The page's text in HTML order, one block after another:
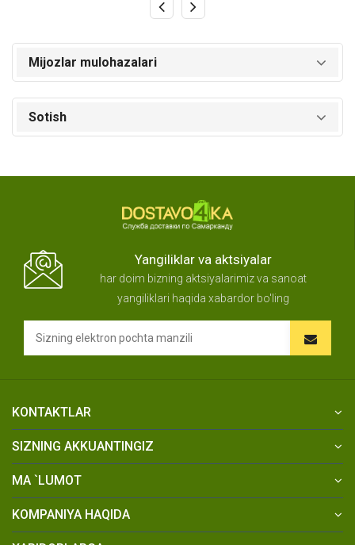
Mijozlar mulohazalari
Sotish
Yangiliklar va aktsiyalar
har doim bizning aktsiyalarimiz va sanoat
yangiliklari haqida xabardor bo'ling
KONTAKTLAR
SIZNING AKKUANTINGIZ
MA `LUMOT
KOMPANIYA HAQIDA